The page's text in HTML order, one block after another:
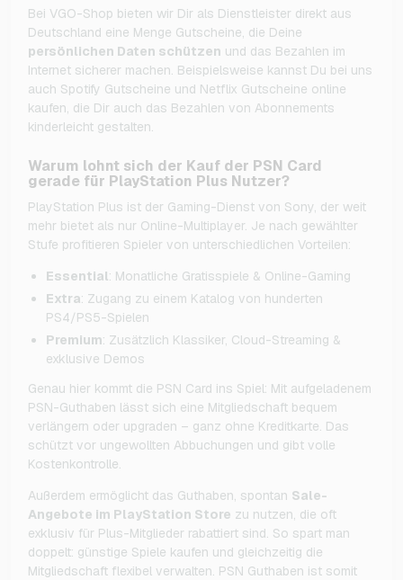
Bei VGO-Shop bieten wir Dir als Dienstleister direkt aus
Deutschland eine Menge Gutscheine, die Deine
persönlichen Daten schützen und das Bezahlen im
Internet sicherer machen. Beispielsweise kannst Du bei uns
auch Spotify Gutscheine und Netflix Gutscheine online
kaufen, die Dir auch das Bezahlen von Abonnements
kinderleicht gestalten.
Warum lohnt sich der Kauf der PSN Card
gerade für PlayStation Plus Nutzer?
PlayStation Plus ist der Gaming-Dienst von Sony, der weit
mehr bietet als nur Online-Multiplayer. Je nach gewählter
Stufe profitieren Spieler von unterschiedlichen Vorteilen:
Essential: Monatliche Gratisspiele & Online-Gaming
Extra: Zugang zu einem Katalog von hunderten
PS4/PS5-Spielen
Premium: Zusätzlich Klassiker, Cloud-Streaming &
exklusive Demos
Genau hier kommt die PSN Card ins Spiel: Mit aufgeladenem
PSN-Guthaben lässt sich eine Mitgliedschaft bequem
verlängern oder upgraden – ganz ohne Kreditkarte. Das
schützt vor ungewollten Abbuchungen und gibt volle
Kostenkontrolle.
Außerdem ermöglicht das Guthaben, spontan Sale-
Angebote im PlayStation Store zu nutzen, die oft
exklusiv für Plus-Mitglieder rabattiert sind. So spart man
doppelt: günstige Spiele kaufen und gleichzeitig die
Mitgliedschaft flexibel verwalten. PSN Guthaben ist somit